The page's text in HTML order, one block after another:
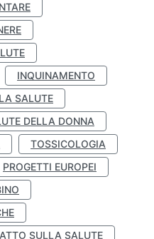
INQUINAMENTO
SALUTE
DELLA DONNA
TOSSICOLOGIA
PROGETTI EUROPEI
SULLA SALUTE